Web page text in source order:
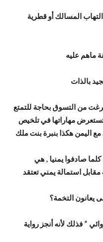
المسالك أو قطرية
ماهم عليه
بالذات
من التسوق بحاجة للتمتع
وتستعرض مهاراتها في تلخيص
مع اليمن هكذا بنبرة بنت ملك
صادفوا يمنيا , هي
استمالة يمني تعتقد
يعانون التخمة؟
” فذلك لأنه أنجز رواية